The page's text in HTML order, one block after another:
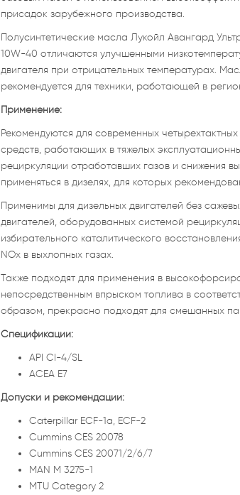
присадок зарубежного производства.
Полусинтетические масла Лукойл Авангард
10W-40 отличаются улучшенными
двигателя при отрицательных температурах.
рекомендуется для техники, работающей в
Применение:
Рекомендуются для современных
средств, работающих в тяжелых
рециркуляции отработавших газов и снижения
применяться в дизелях, для которых
Применимы для дизельных двигателей без
двигателей, оборудованных системой
избирательного каталитического
NOx в выхлопных газах.
Также подходят для применения в
непосредственным впрыском топлива в
образом, прекрасно подходят для смешанных
Спецификации:
API CI-4/SL
ACEA E7
Допуски и рекомендации:
Caterpillar ECF-1а, ECF-2
Cummins CES 20078
Cummins CES 20071/2/6/7
MAN M 3275-1
MTU Category 2